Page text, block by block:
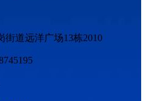
道远洋广场13栋2010